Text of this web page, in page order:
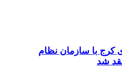
کرج با سازمان نظام
شد